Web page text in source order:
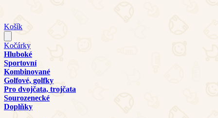
Košík
Kočárky
Hluboké
Sportovní
Kombinované
Golfové, golfky
Pro dvojčata, trojčata
Sourozenecké
Doplňky